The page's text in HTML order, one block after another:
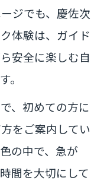
ジでも、慶佐次
体験は、ガイド
安全に楽しむ自
。
、初めての方に
をご案内してい
の中で、急が
間を大切にして